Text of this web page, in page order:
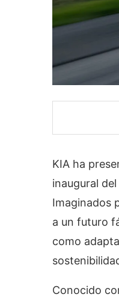
KIA ha
inaugural
Imaginados
a un futuro
como
Conocido